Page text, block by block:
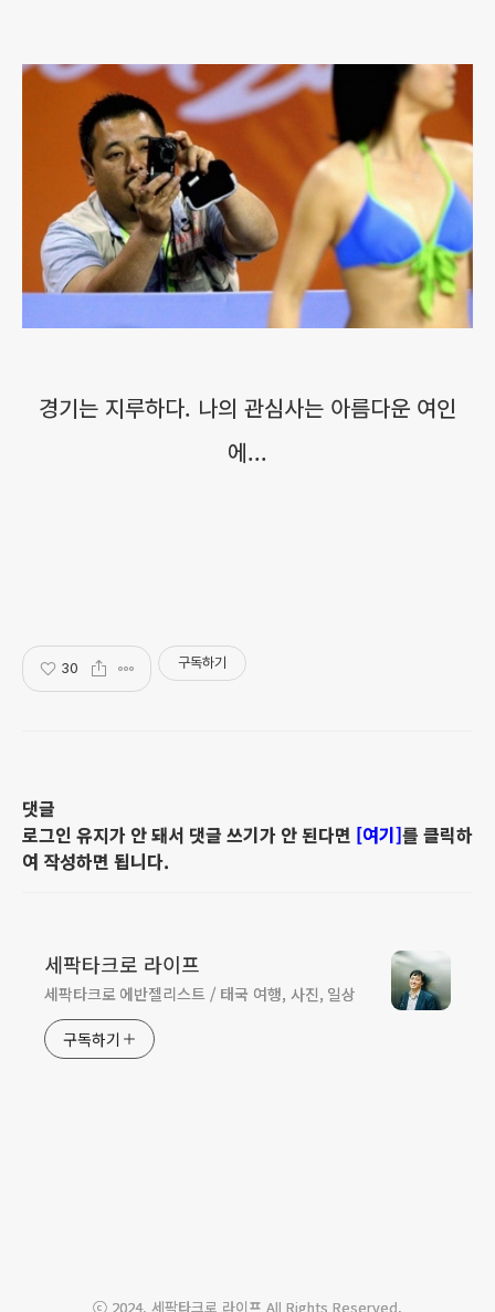
경기는 지루하다. 나의 관심사는 아름다운 여인
에...
30 구독하기
댓글
로그인 유지가 안 돼서 댓글 쓰기가 안 된다면 [여기]를 클릭하
여 작성하면 됩니다.
세팍타크로 라이프
세팍타크로 에반젤리스트 / 태국 여행, 사진, 일상
구독하기
ⓒ 2024. 세팍타크로 라이프 All Rights Reserved.